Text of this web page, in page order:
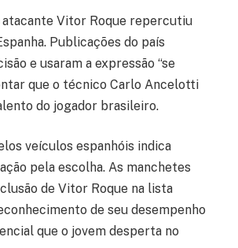
atacante Vitor Roque repercutiu
Publicações do país
e usaram a expressão “se
que o técnico Carlo Ancelotti
do jogador brasileiro.
veículos espanhóis indica
pela escolha. As manchetes
de Vitor Roque na lista
de seu desempenho
que o jovem desperta no